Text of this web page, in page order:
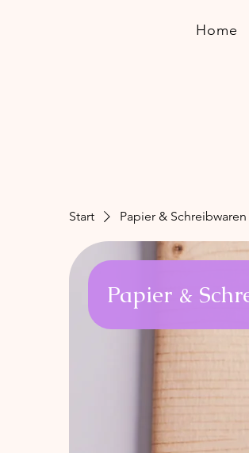
Home
Start Papier & Schreibwaren
Papier &